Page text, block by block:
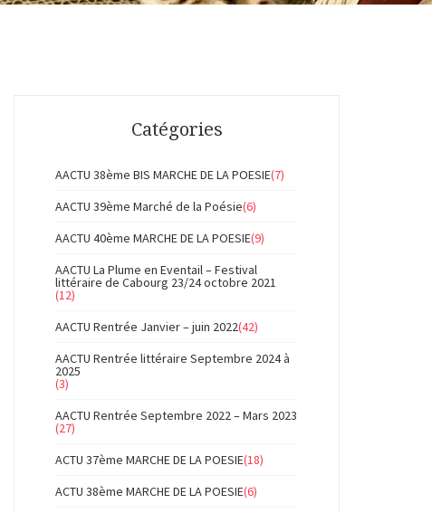
Catégories
AACTU 38ème BIS MARCHE DE LA POESIE(7)
AACTU 39ème Marché de la Poésie(6)
AACTU 40ème MARCHE DE LA POESIE(9)
AACTU La Plume en Eventail – Festival
littéraire de Cabourg 23/24 octobre 2021
(12)
AACTU Rentrée Janvier – juin 2022(42)
AACTU Rentrée littéraire Septembre 2024 à
2025
(3)
AACTU Rentrée Septembre 2022 – Mars 2023
(27)
ACTU 37ème MARCHE DE LA POESIE(18)
ACTU 38ème MARCHE DE LA POESIE(6)